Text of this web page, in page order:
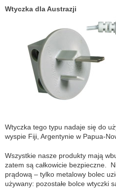
Wtyczka dla Austrazji
Wtyczka tego typu nadaje się do
wyspie Fiji, Argentynie w Papua-
Wszystkie nasze produkty mają
zatem są całkowicie bezpieczne.
prądową – tylko metalowy bolec
używany: pozostałe bolce wtyczki